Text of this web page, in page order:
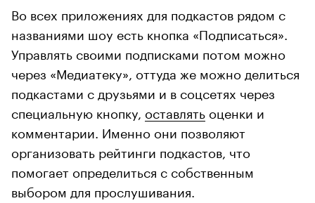
Во всех приложениях для подкастов рядом с
названиями шоу есть кнопка «Подписаться».
Управлять своими подписками потом можно
через «Медиатеку», оттуда же можно делиться
подкастами с друзьями и в соцсетях через
специальную кнопку, оставлять оценки и
комментарии. Именно они позволяют
организовать рейтинги подкастов, что
помогает определиться с собственным
выбором для прослушивания.